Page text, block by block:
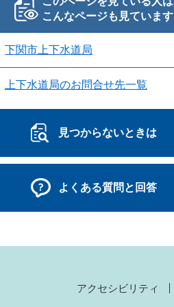
こんなページも見ています
下関市上下水道局
上下水道局のお問合せ先一覧
見つからないときは
よくある質問と回答
アクセシビリティ